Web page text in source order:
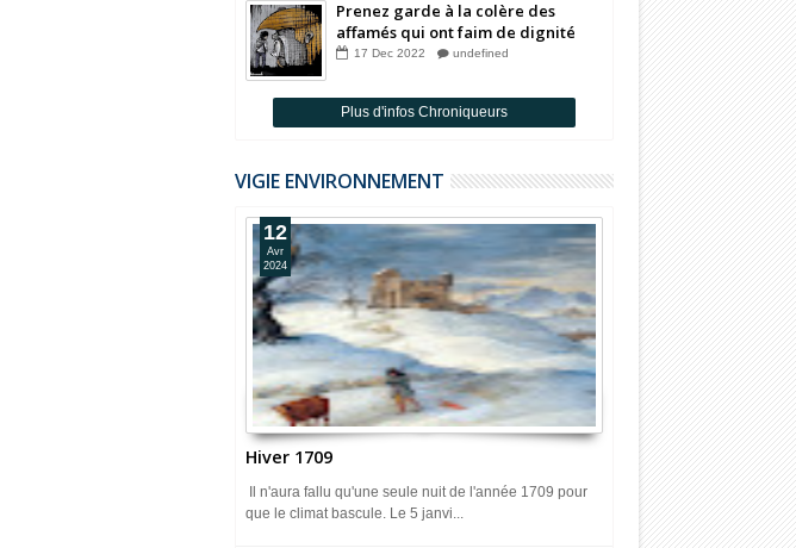
Prenez garde à la colère des
affamés qui ont faim de dignité
Par Badia Benjelloun
17 Dec 2022 undefined
Plus d'infos Chroniqueurs
VIGIE ENVIRONNEMENT
Hiver 1709
12
Avr
2024
Il n'aura fallu qu'une seule nuit de l'année 1709 pour
que le climat bascule. Le 5 janvi...